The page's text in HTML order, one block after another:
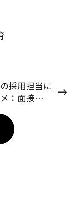
採用担当に
：面接で人